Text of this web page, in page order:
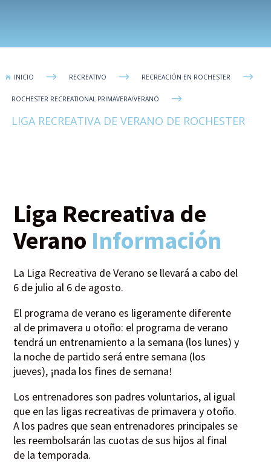
 INICIO $ RECREATIVO $ RECREACIÓN EN ROCHESTER $
ROCHESTER RECREATIONAL PRIMAVERA/VERANO $
LIGA RECREATIVA DE VERANO DE ROCHESTER
Liga Recreativa de
Verano Información
La Liga Recreativa de Verano se llevará a cabo del
6 de julio al 6 de agosto.
El programa de verano es ligeramente diferente
al de primavera u otoño: el programa de verano
tendrá un entrenamiento a la semana (los lunes) y
la noche de partido será entre semana (los
jueves), ¡nada los fines de semana!
Los entrenadores son padres voluntarios, al igual
que en las ligas recreativas de primavera y otoño.
A los padres que sean entrenadores principales se
les reembolsarán las cuotas de sus hijos al final
de la temporada.